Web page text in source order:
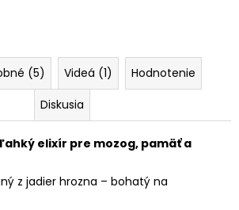
(5) Videá (1)
Hodnotenie
Diskusia
elixír pre mozog, pamäť a
z jadier hrozna – bohatý na